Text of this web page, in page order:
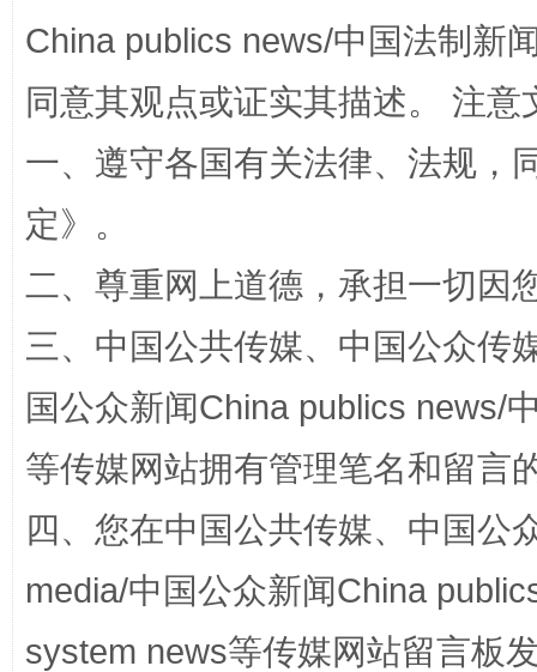
全民健身五年计划来了！等你上场
China publics news/中国法制新
同意其观点或证实其描述。 注
一、遵守各国有关法律、法规，
定》。
二、尊重网上道德，承担一切因
三、中国公共传媒、中国公众传
国公众新闻China publics news/
等传媒网站拥有管理笔名和留言
四、您在中国公共传媒、中国公
media/中国公众新闻China
system news等传媒网站留言板